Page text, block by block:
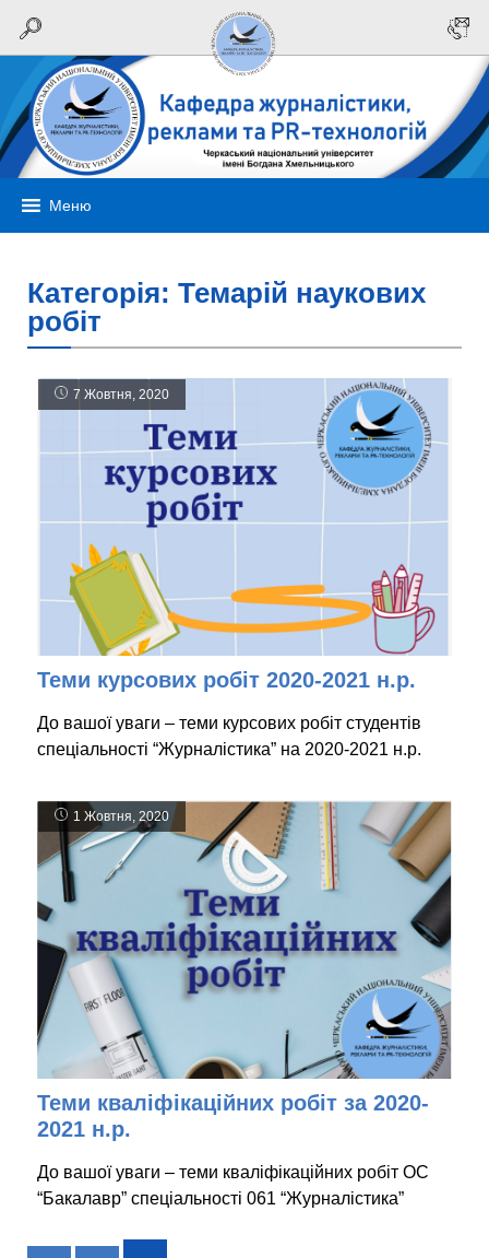
Меню
Категорія: Темарій наукових
робіт
7 Жовтня, 2020
Теми курсових робіт 2020-2021 н.р.
До вашої уваги – теми курсових робіт студентів
спеціальності “Журналістика” на 2020-2021 н.р.
1 Жовтня, 2020
Теми кваліфікаційних робіт за 2020-
2021 н.р.
До вашої уваги – теми кваліфікаційних робіт ОС
“Бакалавр” спеціальності 061 “Журналістика”